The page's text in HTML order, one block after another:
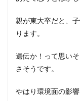
親が東大卒だと、
ります。
遺伝か！って思い
さそうです。
やはり環境面の影